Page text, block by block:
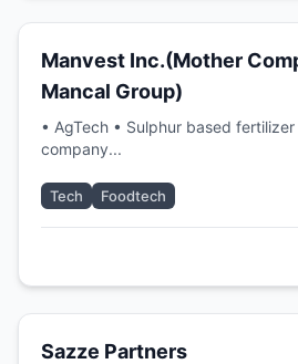
Manvest Inc.(Mother
Mancal Group)
• AgTech • Sulphur based
company...
Tech Foodtech
Sazze Partners